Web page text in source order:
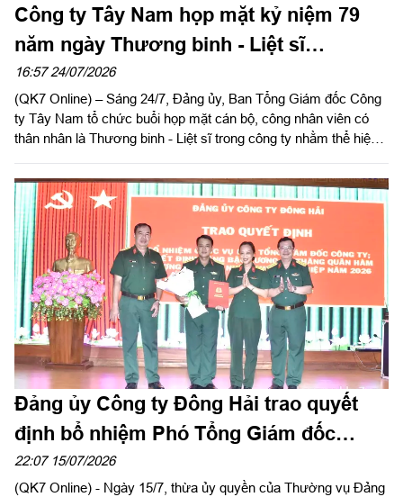
Công ty Tây Nam họp mặt kỷ niệm 79
năm ngày Thương binh - Liệt sĩ
(27/7/1947 – 27/7/2026)
16:57 24/07/2026
(QK7 Online) – Sáng 24/7, Đảng ủy, Ban Tổng Giám đốc Công
ty Tây Nam tổ chức buổi họp mặt cán bộ, công nhân viên có
thân nhân là Thương binh - Liệt sĩ trong công ty nhằm thể hiện
thương binh, bệnh binh nhân kỷ niệm 79 năm ngày Thương
binh - Liệt sĩ (27/7/1947 – 27/7/2026).
Đảng ủy Công ty Đông Hải trao quyết
định bổ nhiệm Phó Tổng Giám đốc
Công ty
22:07 15/07/2026
(QK7 Online) - Ngày 15/7, thừa ủy quyền của Thường vụ Đảng